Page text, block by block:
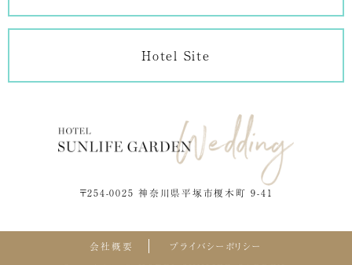
Hotel Site
〒254-0025 神奈川県平塚市榎木町 9-41
会社概要
プライバシーポリシー